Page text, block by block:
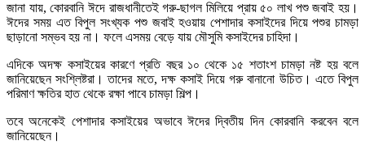
জানা যায়, কোরবানি ঈদে রাজধানীতেই গরু-ছাগল মিলিয়ে প্রায় ৫০ লাখ পশু জবাই হয়।
ঈদের সময় এত বিপুল সংখ্যক পশু জবাই হওয়ায় পেশাদার কসাইদের দিয়ে পশুর চামড়া
ছাড়ানো সম্ভব হয় না। ফলে এসময় বেড়ে যায় মৌসুমি কসাইদের চাহিদা।
এদিকে অদক্ষ কসাইয়ের কারণে প্রতি বছর ১০ থেকে ১৫ শতাংশ চামড়া নষ্ট হয় বলে
জানিয়েছেন সংশ্লিষ্টরা। তাদের মতে, দক্ষ কসাই দিয়ে গরু বানানো উচিত। এতে বিপুল
পরিমাণ ক্ষতির হাত থেকে রক্ষা পাবে চামড়া শিল্প।
তবে অনেকেই পেশাদার কসাইয়ের অভাবে ঈদের দ্বিতীয় দিন কোরবানি করবেন বলে
জানিয়েছেন।